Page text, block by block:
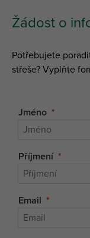
Žádost o
Potřebujete
střeše? Vyplňte
Jméno
Příjmení
Email